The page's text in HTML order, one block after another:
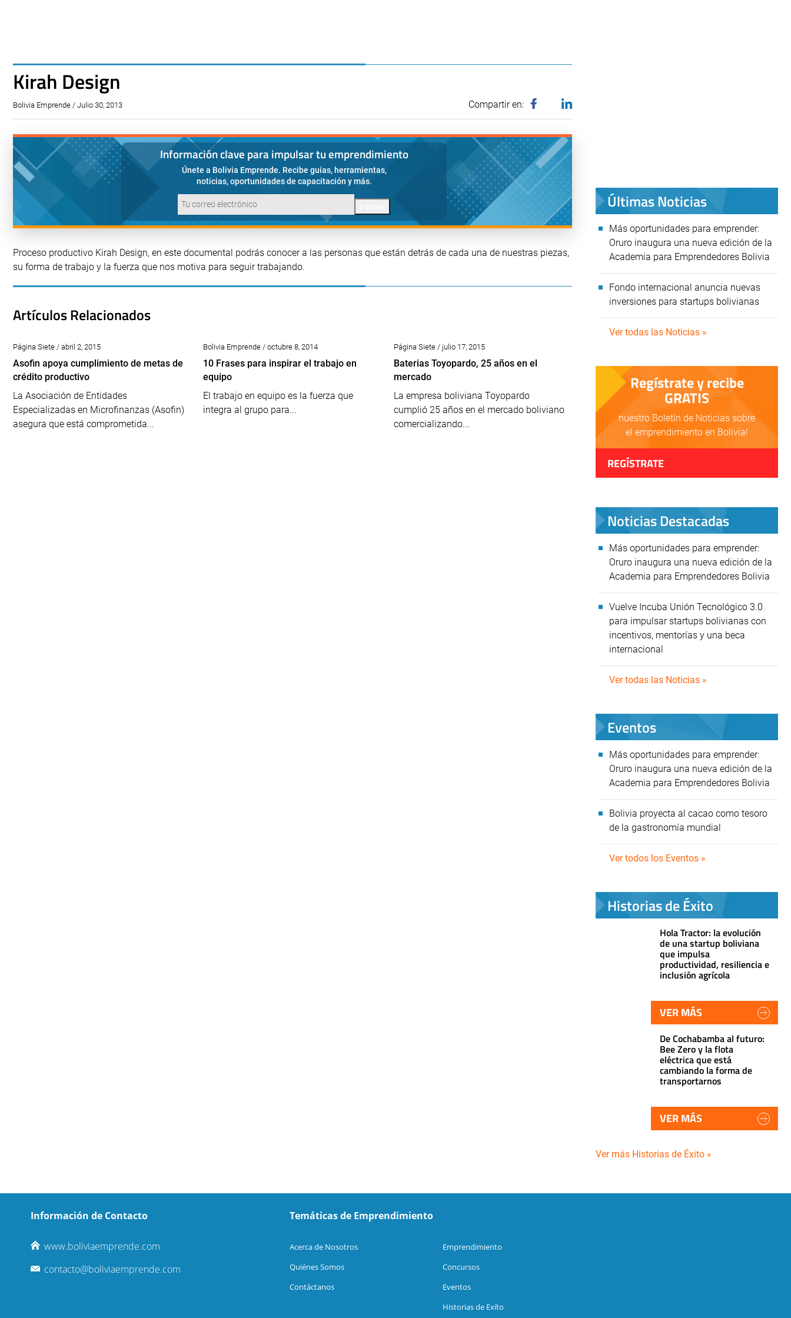
Kirah Design
Bolivia Emprende / Julio 30, 2013 Compartir en:
Información clave para impulsar tu emprendimiento
Únete a Bolivia Emprende. Recibe guías, herramientas,
noticias, oportunidades de capacitación y más.
Proceso productivo Kirah Design, en este documental podrás conocer a las personas que están detrás de cada una de nuestras piezas,
su forma de trabajo y la fuerza que nos motiva para seguir trabajando.
Artículos Relacionados
Página Siete / abril 2, 2015
Asofin apoya cumplimiento de metas de
crédito productivo
La Asociación de Entidades
Especializadas en Microfinanzas (Asofin)
asegura que está comprometida...
Bolivia Emprende / octubre 8, 2014
10 Frases para inspirar el trabajo en
equipo
El trabajo en equipo es la fuerza que
integra al grupo para...
Página Siete / julio 17, 2015
Baterias Toyopardo, 25 años en el
mercado
La empresa boliviana Toyopardo
cumplió 25 años en el mercado boliviano
comercializando...
Últimas Noticias
Más oportunidades para emprender:
Oruro inaugura una nueva edición de la
Academia para Emprendedores Bolivia
Fondo internacional anuncia nuevas
inversiones para startups bolivianas
Ver todas las Noticias »
Regístrate y recibe
GRATIS
nuestro Boletín de Noticias sobre
el emprendimiento en Bolivia!
REGÍSTRATE
Noticias Destacadas
Más oportunidades para emprender:
Oruro inaugura una nueva edición de la
Academia para Emprendedores Bolivia
Vuelve Incuba Unión Tecnológico 3.0
para impulsar startups bolivianas con
incentivos, mentorías y una beca
internacional
Ver todas las Noticias »
Eventos
Más oportunidades para emprender:
Oruro inaugura una nueva edición de la
Academia para Emprendedores Bolivia
Bolivia proyecta al cacao como tesoro
de la gastronomía mundial
Ver todos los Eventos »
Historias de Éxito
Hola Tractor: la evolución
de una startup boliviana
que impulsa
productividad, resiliencia e
inclusión agrícola
VER MÁS
De Cochabamba al futuro:
Bee Zero y la flota
eléctrica que está
cambiando la forma de
transportarnos
VER MÁS
Ver más Historias de Éxito »
Información de Contacto
www.boliviaemprende.com
contacto@boliviaemprende.com
Temáticas de Emprendimiento
Acerca de Nosotros
Quiénes Somos
Contáctanos
Emprendimiento
Concursos
Eventos
Historias de Exíto